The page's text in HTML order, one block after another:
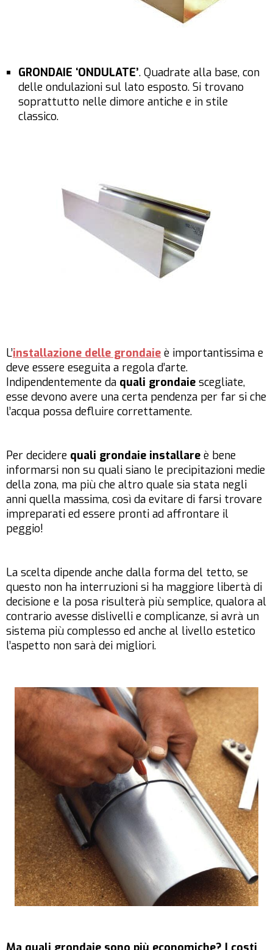
GRONDAIE ‘ONDULATE’. Quadrate alla base, con
delle ondulazioni sul lato esposto. Si trovano
soprattutto nelle dimore antiche e in stile
classico.
L’installazione delle grondaie è importantissima e
deve essere eseguita a regola d’arte.
Indipendentemente da quali grondaie scegliate,
esse devono avere una certa pendenza per far si che
l’acqua possa defluire correttamente.
Per decidere quali grondaie installare è bene
informarsi non su quali siano le precipitazioni medie
della zona, ma più che altro quale sia stata negli
anni quella massima, così da evitare di farsi trovare
impreparati ed essere pronti ad affrontare il
peggio!
La scelta dipende anche dalla forma del tetto, se
questo non ha interruzioni si ha maggiore libertà di
decisione e la posa risulterà più semplice, qualora al
contrario avesse dislivelli e complicanze, si avrà un
sistema più complesso ed anche al livello estetico
l’aspetto non sarà dei migliori.